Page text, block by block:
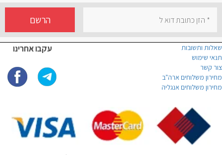
הרשם
עקבו אחרינו
שאלות ותשובות
תנאי שימוש
צור קשר
מחירון משלוחים ארה"ב
מחירון משלוחים אנגליה